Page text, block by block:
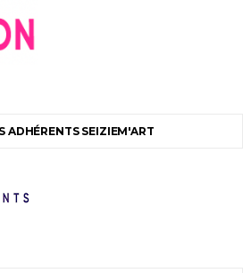
ADHÉRENTS SEIZIEM'ART